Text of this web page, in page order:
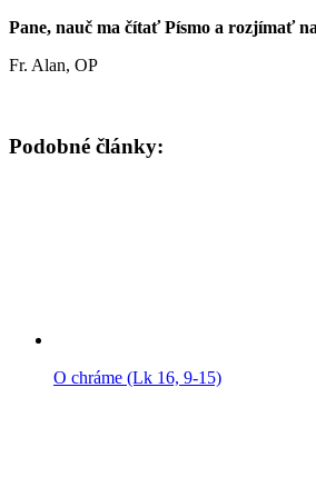
Pane, nauč ma čítať Písmo a rozjímať
Fr. Alan, OP
Podobné články:
O chráme (Lk 16, 9-15)